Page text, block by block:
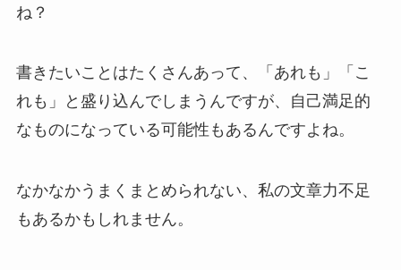
ね？
書きたいことはたくさんあって、「あれも」「こ
れも」と盛り込んでしまうんですが、自己満足的
なものになっている可能性もあるんですよね。
なかなかうまくまとめられない、私の文章力不足
もあるかもしれません。